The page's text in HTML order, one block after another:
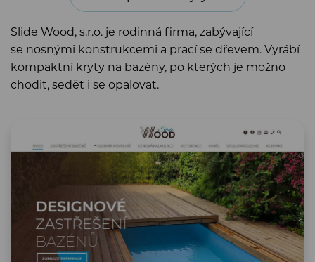
Slide Wood, s.r.o. je rodinná firma, zabývající
se nosnými konstrukcemi a prací se dřevem. Vyrábí
kompaktní kryty na bazény, po kterých je možno
chodit, sedět i se opalovat.